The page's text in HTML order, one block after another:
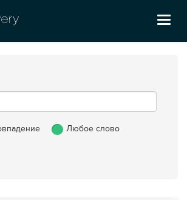
Любое слово